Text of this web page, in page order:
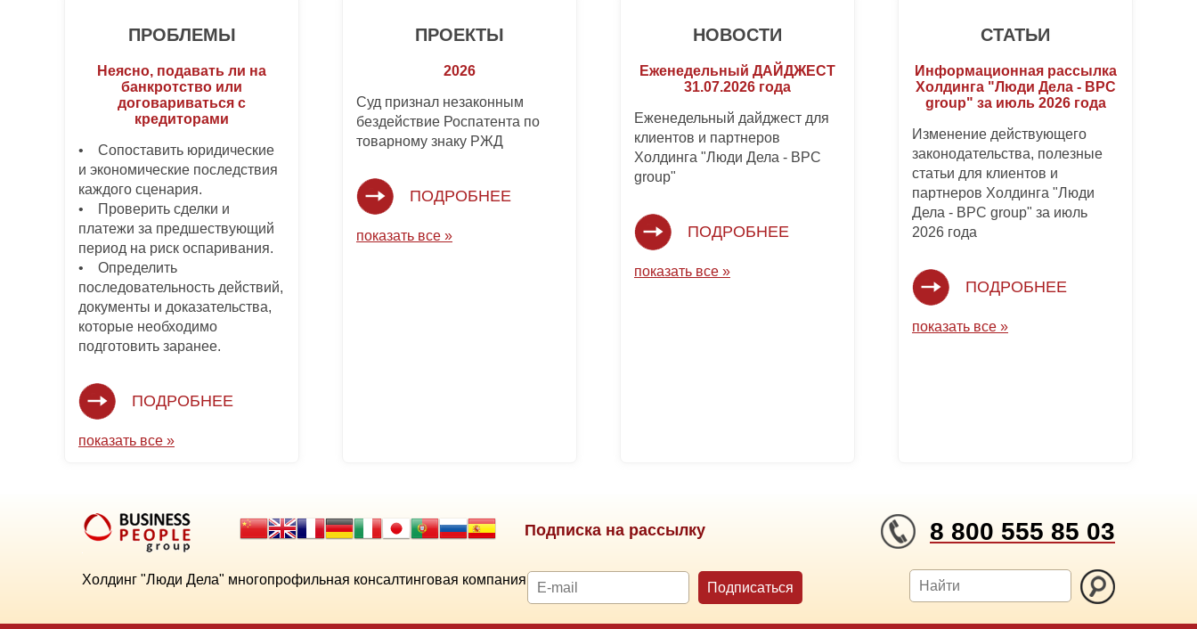
ПРОБЛЕМЫ
Неясно, подавать ли на
банкротство или
договариваться с
кредиторами
• Сопоставить юридические
и экономические последствия
каждого сценария.
• Проверить сделки и
платежи за предшествующий
период на риск оспаривания.
• Определить
последовательность действий,
документы и доказательства,
которые необходимо
подготовить заранее.
ПОДРОБНЕЕ
показать все »
ПРОЕКТЫ
2026
Суд признал незаконным
бездействие Роспатента по
товарному знаку РЖД
ПОДРОБНЕЕ
показать все »
НОВОСТИ
Еженедельный ДАЙДЖЕСТ
31.07.2026 года
Еженедельный дайджест для
клиентов и партнеров
Холдинга "Люди Дела - BPC
group"
ПОДРОБНЕЕ
показать все »
СТАТЬИ
Информационная рассылка
Холдинга "Люди Дела - BPC
group" за июль 2026 года
Изменение действующего
законодательства, полезные
статьи для клиентов и
партнеров Холдинга "Люди
Дела - BPC group" за июль
2026 года
ПОДРОБНЕЕ
показать все »
Подписка на рассылку 8 800 555 85 03
Холдинг "Люди Дела" многопрофильная консалтинговая компания Подписаться